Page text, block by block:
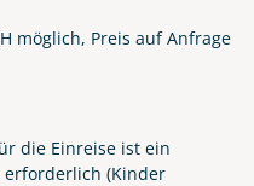
möglich, Preis auf Anfrage
die Einreise ist ein
erforderlich (Kinder